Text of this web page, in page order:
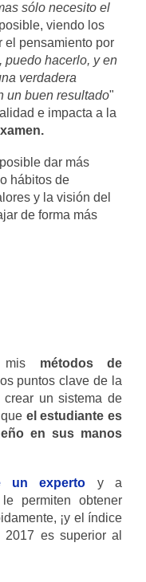
sólo necesito el
viendo los
el pensamiento por
puedo hacerlo, y en
verdadera
un buen resultado"
e impacta a la
dar más
hábitos de
y la visión del
de forma más
métodos de
puntos clave de la
crear un sistema de
el estudiante es
en sus manos
un experto y a
permiten obtener
¡y el índice
es superior al